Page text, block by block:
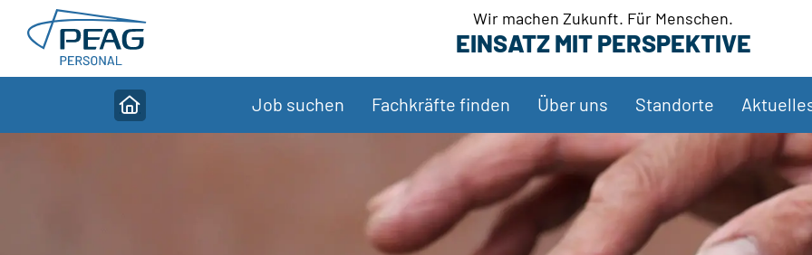
Direkt zu den Inhalten springen Wir machen Zukunft. Für Menschen.
EINSATZ MIT PERSPEKTIVE
Home
Job suchen Fachkräfte finden Über uns Standorte